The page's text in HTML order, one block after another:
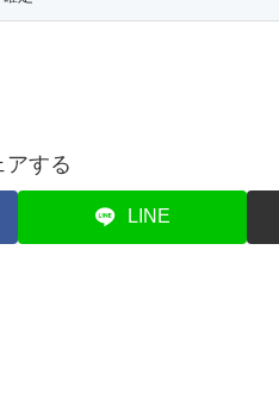
アする
LINE